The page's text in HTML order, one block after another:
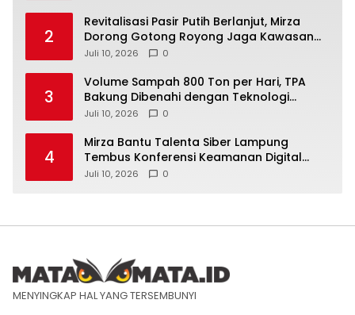
2
Revitalisasi Pasir Putih Berlanjut, Mirza
Dorong Gotong Royong Jaga Kawasan
Wisata
Juli 10, 2026 0
3
Volume Sampah 800 Ton per Hari, TPA
Bakung Dibenahi dengan Teknologi
Ramah Lingkungan
Juli 10, 2026 0
4
Mirza Bantu Talenta Siber Lampung
Tembus Konferensi Keamanan Digital
Dunia
Juli 10, 2026 0
MENYINGKAP HAL YANG TERSEMBUNYI